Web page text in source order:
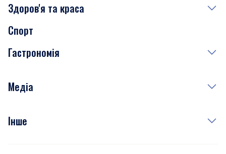
Сьогодні
Завтра
Субота
Здоров'я та краса
Медицина
Краса
Спорт
Гастрономія
Рецепти
Медіа
Фото
Інше